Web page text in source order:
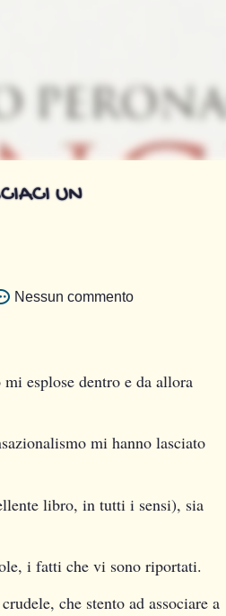
UN
Nessun commento
esplose dentro e da allora
mi hanno lasciato
libro, in tutti i sensi), sia
i fatti che vi sono riportati.
che stento ad associare a